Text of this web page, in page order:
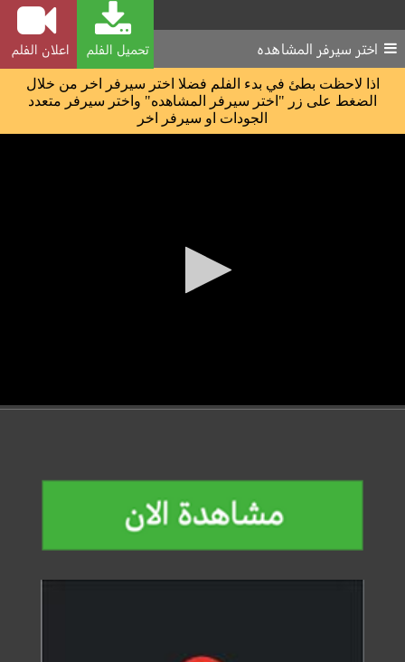
تحميل الفلم اعلان الفلم اختر سيرفر المشاهده
اذا لاحظت بطئ في بدء الفلم فضلا اختر سيرفر اخر من خلال
الضغط على زر "اختر سيرفر المشاهده" واختر سيرفر متعدد
الجودات او سيرفر اخر